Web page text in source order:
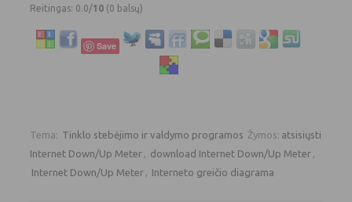
Reitingas: 0.0/10 (0 balsų)
Save
Tema: Tinklo stebėjimo ir valdymo programos Žymos: atsisiųsti
Internet Down/Up Meter
download Internet Down/Up Meter
Internet Down/Up Meter
Interneto greičio diagrama